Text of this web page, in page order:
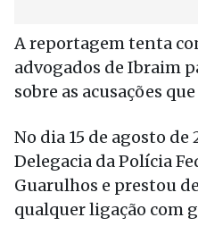
A reportagem tenta
advogados de Ibraim
sobre as acusações
No dia 15 de agosto de
Delegacia da Polícia
Guarulhos e prestou
qualquer ligação com